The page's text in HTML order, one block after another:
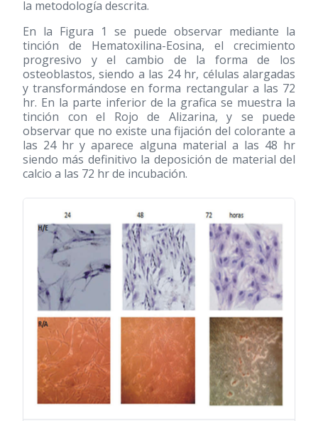
la metodología descrita.
En la Figura 1 se puede observar mediante la
tinción de Hematoxilina-Eosina, el crecimiento
progresivo y el cambio de la forma de los
osteoblastos, siendo a las 24 hr, células alargadas
y transformándose en forma rectangular a las 72
hr. En la parte inferior de la grafica se muestra la
tinción con el Rojo de Alizarina, y se puede
observar que no existe una fijación del colorante a
las 24 hr y aparece alguna material a las 48 hr
siendo más definitivo la deposición de material del
calcio a las 72 hr de incubación.